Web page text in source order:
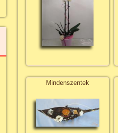
Mindenszentek